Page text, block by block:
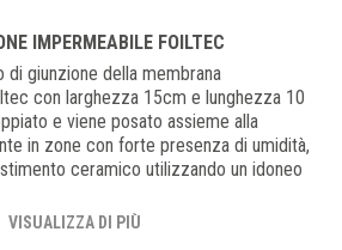
IMPERMEABILE FOILTEC
giunzione della membrana
con larghezza 15cm e lunghezza 10
e viene posato assieme alla
in zone con forte presenza di umidità,
ceramico utilizzando un idoneo
inoltre piccoli movimenti che
VISUALIZZA DI PIÙ